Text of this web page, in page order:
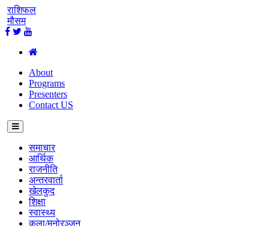
राशिफल
मौसम
About
Programs
Presenters
Contact US
समाचार
आर्थिक
राजनीति
अन्तरवार्ता
खेलकुद
शिक्षा
स्वास्थ्य
कला/मनोरञ्जन